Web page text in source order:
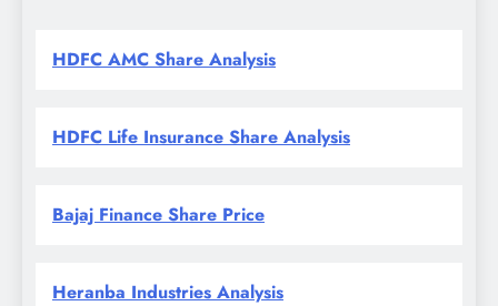
HDFC AMC Share Analysis
HDFC Life Insurance Share Analysis
Bajaj Finance Share Price
Heranba Industries Analysis